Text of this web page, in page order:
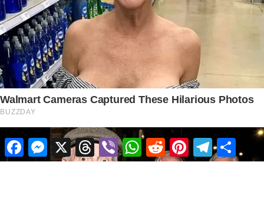
FacebookMessenger
X ThreadsViberWhatsApp
RedditPinterestTelegramShare